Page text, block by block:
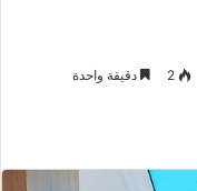
2 دقيقة واحدة